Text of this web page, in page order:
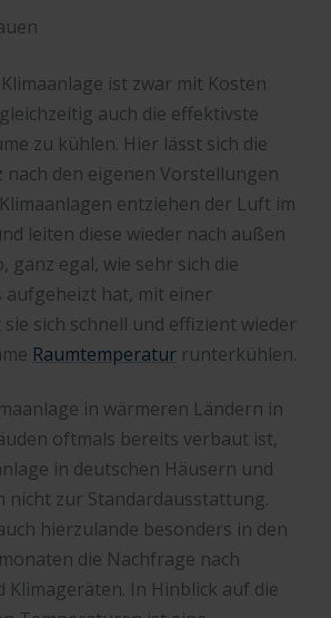
ist zwar mit Kosten
auch die effektivste
zu kühlen. Hier lässt sich die
den eigenen Vorstellungen
entziehen der Luft im
leiten diese wieder nach außen
ganz egal, wie sehr sich die
hat, mit einer
sich schnell und effizient wieder
Raumtemperatur runterkühlen.
in wärmeren Ländern in
oftmals bereits verbaut ist,
in deutschen Häusern und
nicht zur Standardausstattung.
hierzulande besonders in den
die Nachfrage nach
Klimageräten. In Hinblick auf die